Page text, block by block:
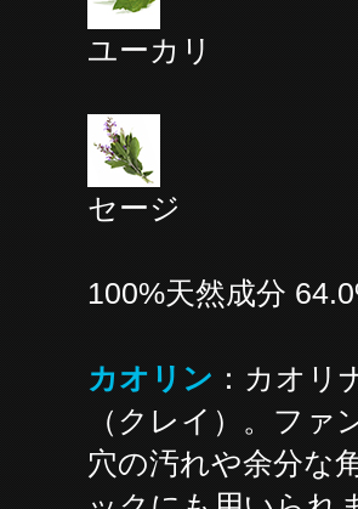
ユーカリ
セージ
100%天然成分
カオリン ：カオリ
（クレイ）。フ
穴の汚れや余分な